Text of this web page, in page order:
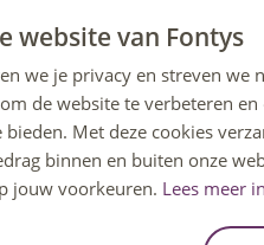
website van Fontys
we je privacy en streven we
de website te verbeteren
bieden. Met deze cookies
binnen en buiten onze
jouw voorkeuren. Lees meer